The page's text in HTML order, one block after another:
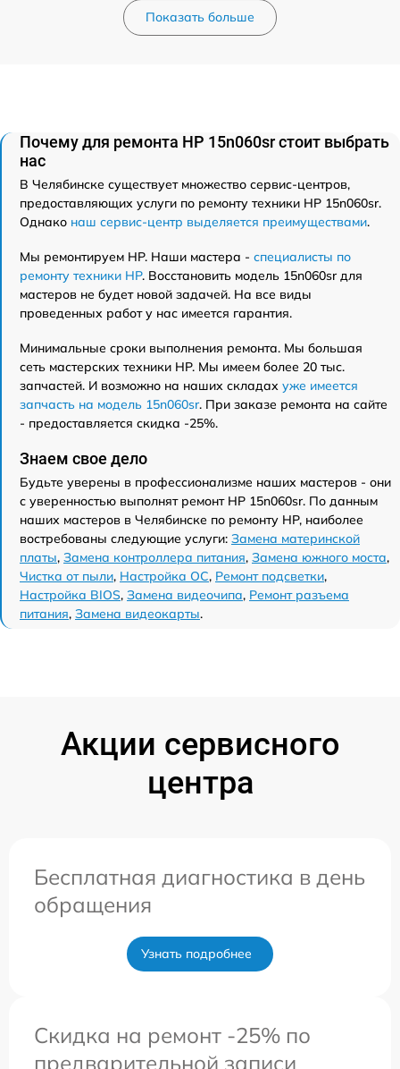
Показать больше
Почему для ремонта HP 15n060sr стоит выбрать
нас
В Челябинске существует множество сервис-центров,
предоставляющих услуги по ремонту техники HP 15n060sr.
Однако наш сервис-центр выделяется преимуществами.
Мы ремонтируем HP. Наши мастера - специалисты по
ремонту техники HP. Восстановить модель 15n060sr для
мастеров не будет новой задачей. На все виды
проведенных работ у нас имеется гарантия.
Минимальные сроки выполнения ремонта. Мы большая
сеть мастерских техники HP. Мы имеем более 20 тыс.
запчастей. И возможно на наших складах уже имеется
запчасть на модель 15n060sr. При заказе ремонта на сайте
- предоставляется скидка -25%.
Знаем свое дело
Будьте уверены в профессионализме наших мастеров - они
с уверенностью выполнят ремонт HP 15n060sr. По данным
наших мастеров в Челябинске по ремонту HP, наиболее
востребованы следующие услуги: Замена материнской
платы, Замена контроллера питания, Замена южного моста,
Чистка от пыли, Настройка ОС, Ремонт подсветки,
Настройка BIOS, Замена видеочипа, Ремонт разъема
питания, Замена видеокарты.
Акции сервисного
центра
Бесплатная диагностика в день
обращения
Узнать подробнее
Скидка на ремонт -25% по
предварительной записи